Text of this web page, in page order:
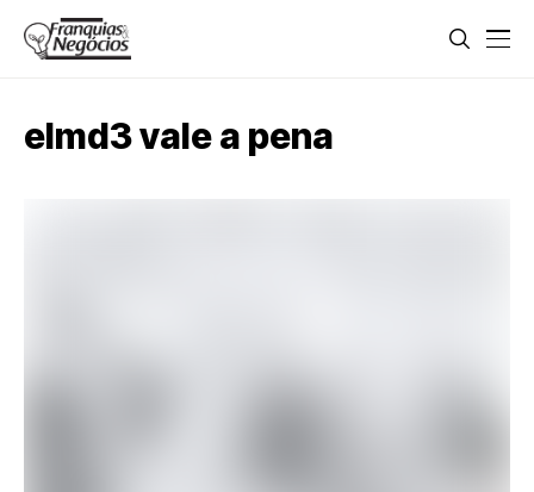
elmd3 vale a pena